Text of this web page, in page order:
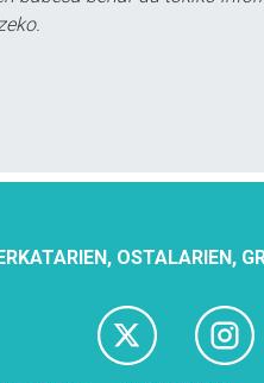
OSTALARIEN,